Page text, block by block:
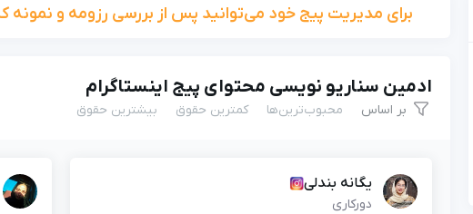
برای مدیریت پیج خود می‌توانید پس از بررسی رزومه و نمونه
ادمین سناریو نویسی محتوای پیج اینستاگرام
بر اساس
محبوب‌ترین‌ها کمترین حقوق بیشترین حقوق
یگانه بندلی
دورکاری